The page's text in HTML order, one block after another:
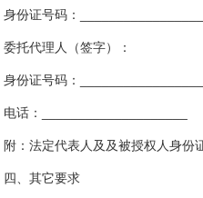
身份证号码：
委托代理人（签字）：
身份证号码：
电话：____________________
附：法定代表人及及被授权人身份
四、其它要求